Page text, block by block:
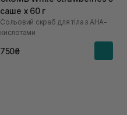
саше х 60 г
Сольовий скраб для тіла з AHA-
кислотами
750₴